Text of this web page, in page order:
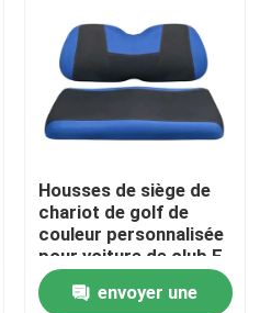
Housses de siège de
chariot de golf de
couleur personnalisée
pour voiture de club E-
Z-Go et autres
voitures électriques
envoyer une